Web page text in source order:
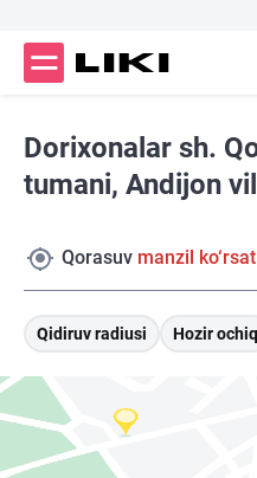
Dorixonalar sh.
tumani, Andijon
Qorasuv manzil
Qidiruv radiusi Hozir ochiq